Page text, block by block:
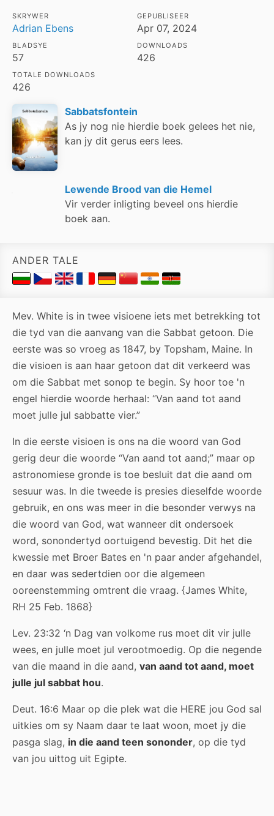
SKRYWER
Adrian Ebens
GEPUBLISEER
Apr 07, 2024
BLADSYE
57
DOWNLOADS
426
TOTALE DOWNLOADS
426
Sabbatsfontein
As jy nog nie hierdie boek gelees het nie,
kan jy dit gerus eers lees.
Lewende Brood van die Hemel
Vir verder inligting beveel ons hierdie
boek aan.
ANDER TALE
Mev. White is in twee visioene iets met betrekking tot
die tyd van die aanvang van die Sabbat getoon. Die
eerste was so vroeg as 1847, by Topsham, Maine. In
die visioen is aan haar getoon dat dit verkeerd was
om die Sabbat met sonop te begin. Sy hoor toe 'n
engel hierdie woorde herhaal: “Van aand tot aand
moet julle jul sabbatte vier.”
In die eerste visioen is ons na die woord van God
gerig deur die woorde “Van aand tot aand;” maar op
astronomiese gronde is toe besluit dat die aand om
sesuur was. In die tweede is presies dieselfde woorde
gebruik, en ons was meer in die besonder verwys na
die woord van God, wat wanneer dit ondersoek
word, sonondertyd oortuigend bevestig. Dit het die
kwessie met Broer Bates en 'n paar ander afgehandel,
en daar was sedertdien oor die algemeen
ooreenstemming omtrent die vraag. {James White,
RH 25 Feb. 1868}
Lev. 23:32 ‘n Dag van volkome rus moet dit vir julle
wees, en julle moet jul verootmoedig. Op die negende
van die maand in die aand, van aand tot aand, moet
julle jul sabbat hou.
Deut. 16:6 Maar op die plek wat die HERE jou God sal
uitkies om sy Naam daar te laat woon, moet jy die
pasga slag, in die aand teen sononder, op die tyd
van jou uittog uit Egipte.